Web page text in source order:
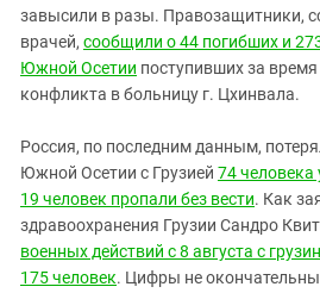
завысили в разы. Правозащитники,
врачей, сообщили о 44 погибших и
Южной Осетии поступивших за
конфликта в больницу г. Цхинвала.
Россия, по последним данным,
Южной Осетии с Грузией 74
19 человек пропали без вести. Как
здравоохранения Грузии Сандро
военных действий с 8 августа с
175 человек. Цифры не